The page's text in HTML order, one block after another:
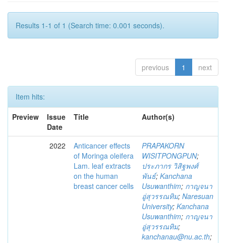
Results 1-1 of 1 (Search time: 0.001 seconds).
previous 1 next
Item hits:
Preview
Issue
Date
Title Author(s)
2022
Anticancer effects
of Moringa oleifera
Lam. leaf extracts
on the human
breast cancer cells
PRAPAKORN
WISITPONGPUN;
ประภากร วิสิฐพงศ์
พันธ์; Kanchana
Usuwanthim; กาญจนา
อู่สุวรรณทิม; Naresuan
University; Kanchana
Usuwanthim; กาญจนา
อู่สุวรรณทิม;
kanchanau@nu.ac.th;